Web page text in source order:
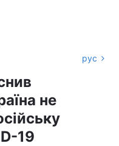
рус
не
19